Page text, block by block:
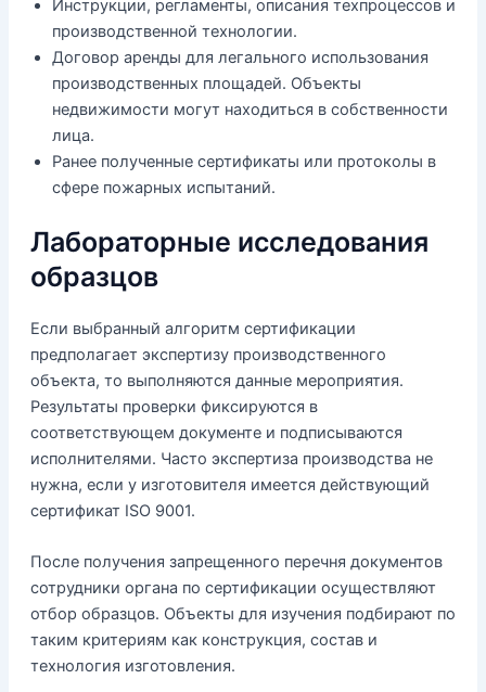
Инструкции, регламенты, описания техпроцессов и
производственной технологии.
Договор аренды для легального использования
производственных площадей. Объекты
недвижимости могут находиться в собственности
лица.
Ранее полученные сертификаты или протоколы в
сфере пожарных испытаний.
Лабораторные исследования
образцов
Если выбранный алгоритм сертификации
предполагает экспертизу производственного
объекта, то выполняются данные мероприятия.
Результаты проверки фиксируются в
соответствующем документе и подписываются
исполнителями. Часто экспертиза производства не
нужна, если у изготовителя имеется действующий
сертификат ISO 9001.
После получения запрещенного перечня документов
сотрудники органа по сертификации осуществляют
отбор образцов. Объекты для изучения подбирают по
таким критериям как конструкция, состав и
технология изготовления.